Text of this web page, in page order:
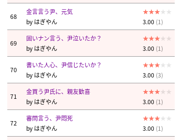
68
金言言う尹、元気
by はぎやん 3.00 (1)
69
固いナン言う、尹泣いたか？
by はぎやん 3.00 (1)
70
書いた人心、尹信じたいか？
by はぎやん 3.00 (3)
71
金買う尹氏に、親友歓喜
by はぎやん 3.00 (1)
72
審問言う、尹悶死
by はぎやん 3.00 (1)